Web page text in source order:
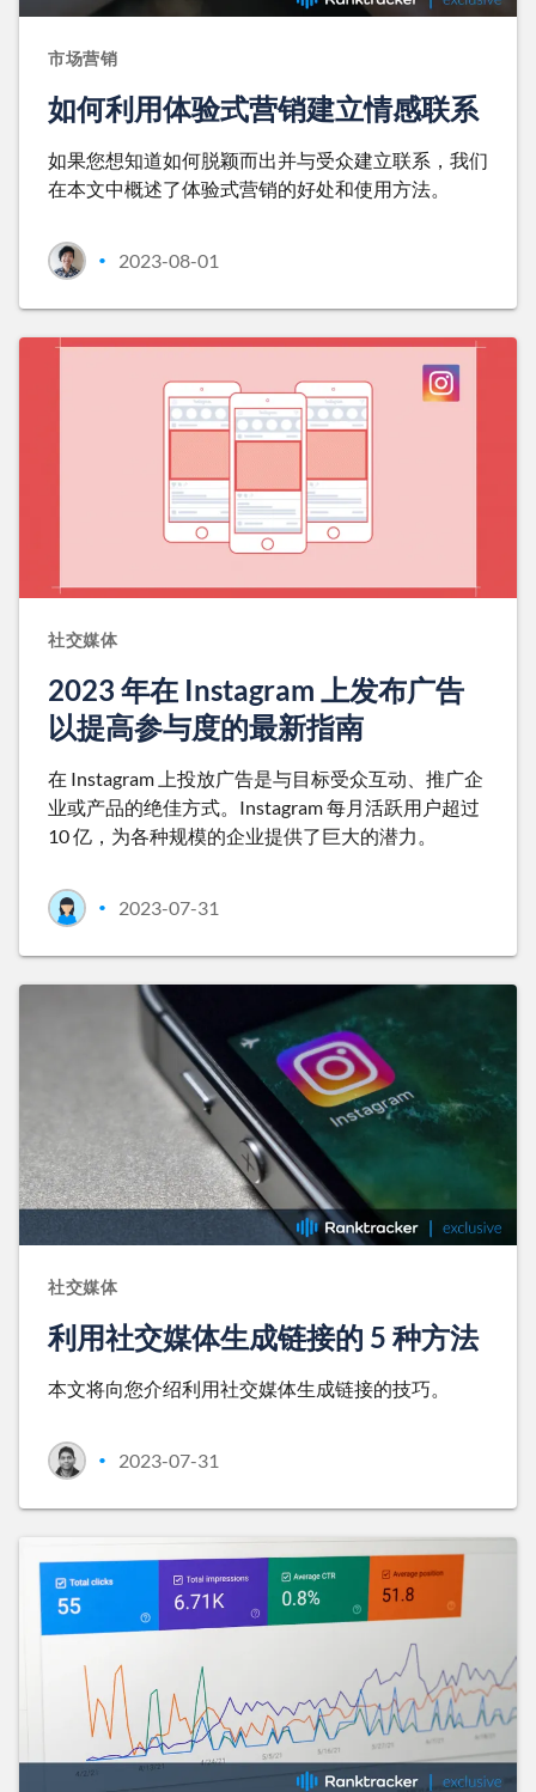
市场营销
如何利用体验式营销建立情感联系
如果您想知道如何脱颖而出并与受众建立联系，我们
在本文中概述了体验式营销的好处和使用方法。
• 2023-08-01
社交媒体
2023 年在 Instagram 上发布广告
以提高参与度的最新指南
在 Instagram 上投放广告是与目标受众互动、推广企
业或产品的绝佳方式。Instagram 每月活跃用户超过
10 亿，为各种规模的企业提供了巨大的潜力。
• 2023-07-31
社交媒体
利用社交媒体生成链接的 5 种方法
本文将向您介绍利用社交媒体生成链接的技巧。
• 2023-07-31